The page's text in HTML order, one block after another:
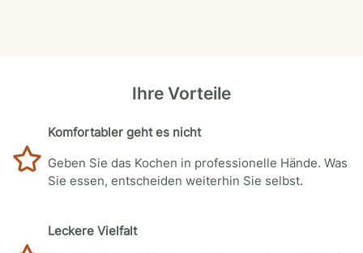
Ihre Vorteile
Komfortabler geht es nicht
Geben Sie das Kochen in professionelle Hände. Was
Sie essen, entscheiden weiterhin Sie selbst.
Leckere Vielfalt